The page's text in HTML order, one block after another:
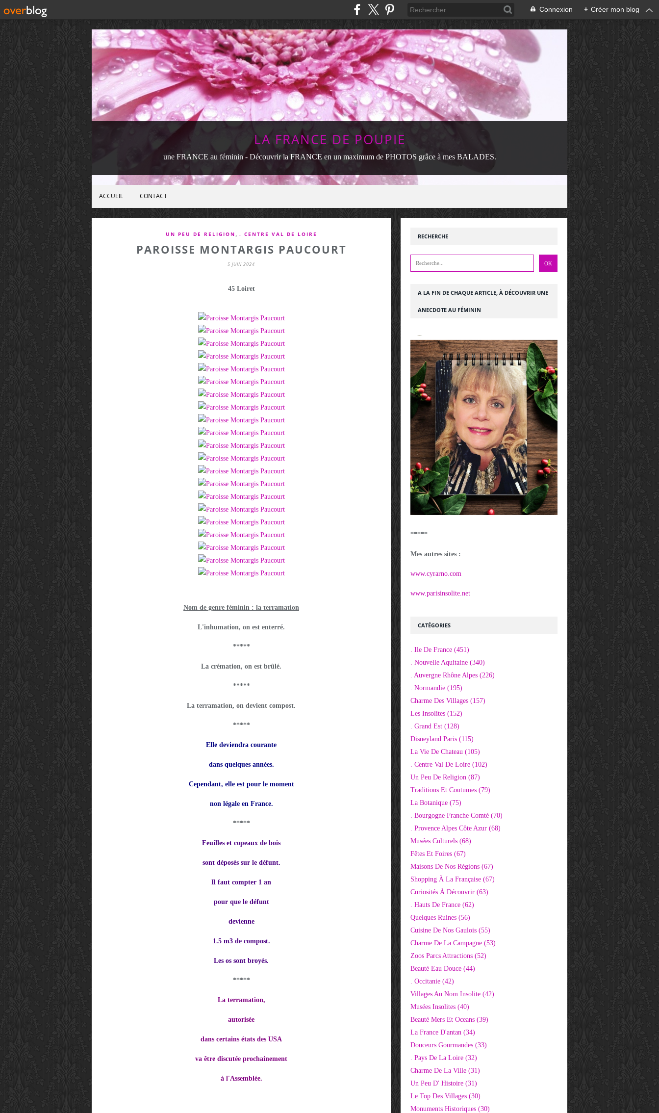
Connexion + Créer mon blog
LA FRANCE DE POUPIE
une FRANCE au féminin - Découvrir la FRANCE en un maximum de PHOTOS grâce à mes BALADES.
ACCUEIL CONTACT
UN PEU DE RELIGION . CENTRE VAL DE LOIRE
PAROISSE MONTARGIS PAUCOURT
5 JUIN 2024
45 Loiret
Nom de genre féminin : la terramation
L'inhumation, on est enterré.
*****
La crémation, on est brûlé.
*****
La terramation, on devient compost.
*****
Elle deviendra courante
dans quelques années.
Cependant, elle est pour le moment
non légale en France.
*****
Feuilles et copeaux de bois
sont déposés sur le défunt.
Il faut compter 1 an
pour que le défunt
devienne
1.5 m3 de compost.
Les os sont broyés.
*****
La terramation,
autorisée
dans certains états des USA
va être discutée prochainement
à l'Assemblée.
RECHERCHE
CATÉGORIES
. Ile De France (451)
. Nouvelle Aquitaine (340)
. Auvergne Rhône Alpes (226)
. Normandie (195)
Charme Des Villages (157)
Les Insolites (152)
. Grand Est (128)
Disneyland Paris (115)
La Vie De Chateau (105)
. Centre Val De Loire (102)
Un Peu De Religion (87)
Traditions Et Coutumes (79)
La Botanique (75)
. Bourgogne Franche Comté (70)
. Provence Alpes Côte Azur (68)
Musées Culturels (68)
Fêtes Et Foires (67)
Maisons De Nos Régions (67)
Shopping À La Française (67)
Curiosités À Découvrir (63)
. Hauts De France (62)
Quelques Ruines (56)
Cuisine De Nos Gaulois (55)
Charme De La Campagne (53)
Zoos Parcs Attractions (52)
Beauté Eau Douce (44)
. Occitanie (42)
Villages Au Nom Insolite (42)
Musées Insolites (40)
Beauté Mers Et Oceans (39)
La France D'antan (34)
Douceurs Gourmandes (33)
. Pays De La Loire (32)
Charme De La Ville (31)
Un Peu D' Histoire (31)
Le Top Des Villages (30)
Monuments Historiques (30)
A LA FIN DE CHAQUE ARTICLE, À DÉCOUVRIR UNE
ANECDOTE AU FÉMININ
*****
Mes autres sites :
www.cyrarno.com
www.parisinsolite.net